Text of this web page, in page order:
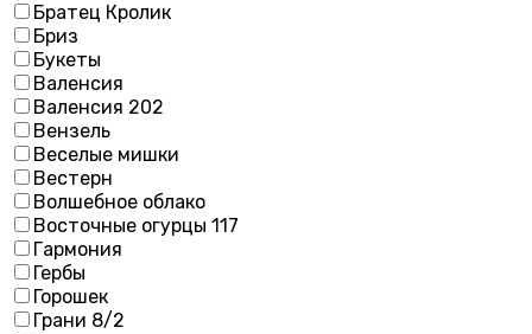
Братец Кролик
Бриз
Букеты
Валенсия
Валенсия 202
Вензель
Веселые мишки
Вестерн
Волшебное облако
Восточные огурцы 117
Гармония
Гербы
Горошек
Грани 8/2